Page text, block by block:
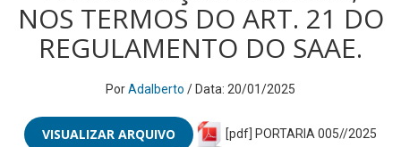
NOS TERMOS DO ART. 21 DO
REGULAMENTO DO SAAE.
PorAdalberto / Data: 20/01/2025
VISUALIZAR ARQUIVO [pdf] PORTARIA 005//2025